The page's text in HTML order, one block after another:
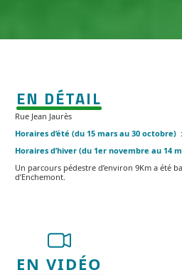
EN DÉTAIL
Rue Jean Jaurès
Horaires d’été (du 15 mars au 30 octobre) :
Horaires d’hiver (du 1er novembre au 14
Un parcours pédestre d’environ 9Km a été
d’Enchemont.
EN VIDÉO